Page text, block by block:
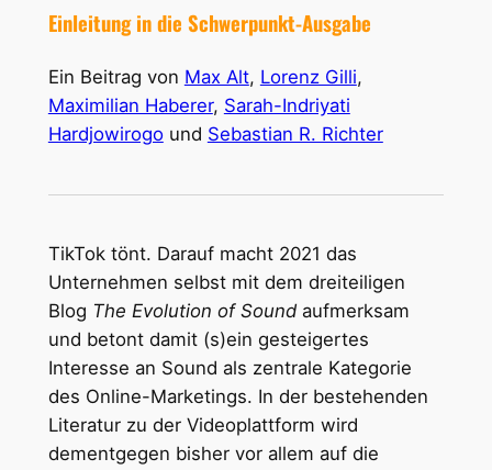
Einleitung in die Schwerpunkt-Ausgabe
Ein Beitrag von Max Alt, Lorenz Gilli,
Maximilian Haberer, Sarah-Indriyati
Hardjowirogound Sebastian R. Richter
TikTok tönt. Darauf macht 2021 das
Unternehmen selbst mit dem dreiteiligen
Blog The Evolution of Soundaufmerksam
und betont damit (s)ein gesteigertes
Interesse an Sound als zentrale Kategorie
des Online-Marketings. In der bestehenden
Literatur zu der Videoplattform wird
dementgegen bisher vor allem auf die